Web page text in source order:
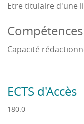
Etre titulaire d'une
Capacité
ECTS d'Accès
180.0